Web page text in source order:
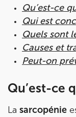
Qu’est-ce
Qui est
Quels sont
Causes et
Peut-on
Qu’est-ce
La sarcopénie
quotidien.
8 Av. de
8 Av. de
01 42